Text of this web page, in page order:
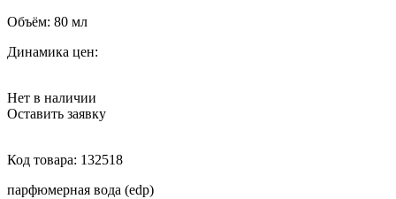
Объём: 80 мл
Динамика цен:
Нет в наличии
Оставить заявку
Код товара: 132518
парфюмерная вода (edp)